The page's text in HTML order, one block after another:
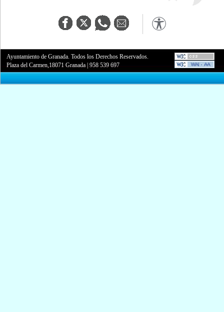
Ayuntamiento de Granada. Todos los Derechos Reservados.
Plaza del Carmen,18071 Granada |958 539 697